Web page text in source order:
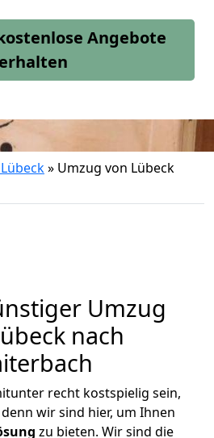
Angebote
erhalten
» Umzug von Lübeck
Umzug
nach
recht kostspielig sein,
wir sind hier, um Ihnen
zu bieten. Wir sind die